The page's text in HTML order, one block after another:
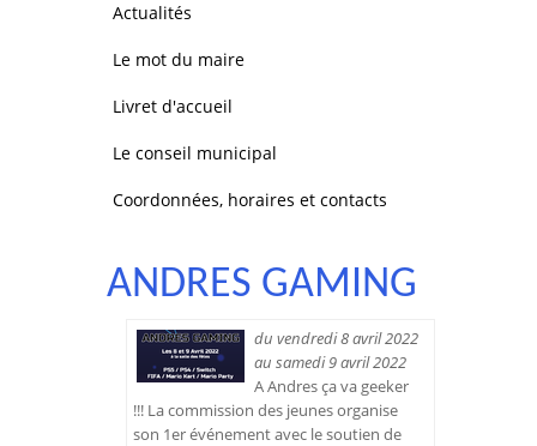
Actualités
Le mot du maire
Livret d'accueil
Le conseil municipal
Coordonnées, horaires et contacts
ANDRES GAMING
du vendredi 8 avril 2022
au samedi 9 avril 2022
A Andres ça va geeker
!!! La commission des jeunes organise
son 1er événement avec le soutien de